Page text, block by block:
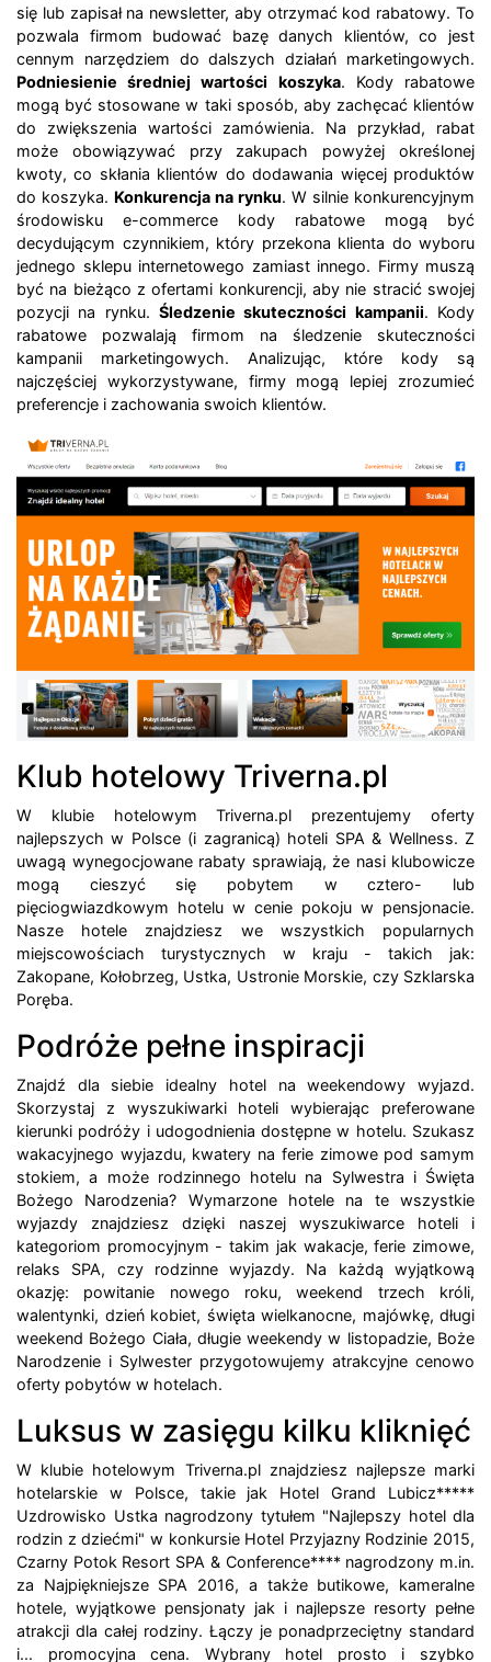
się lub zapisał na newsletter, aby otrzymać kod rabatowy. To
pozwala firmom budować bazę danych klientów, co jest
cennym narzędziem do dalszych działań marketingowych.
Podniesienie średniej wartości koszyka. Kody rabatowe
mogą być stosowane w taki sposób, aby zachęcać klientów
do zwiększenia wartości zamówienia. Na przykład, rabat
może obowiązywać przy zakupach powyżej określonej
kwoty, co skłania klientów do dodawania więcej produktów
do koszyka. Konkurencja na rynku. W silnie konkurencyjnym
środowisku e-commerce kody rabatowe mogą być
decydującym czynnikiem, który przekona klienta do wyboru
jednego sklepu internetowego zamiast innego. Firmy muszą
być na bieżąco z ofertami konkurencji, aby nie stracić swojej
pozycji na rynku. Śledzenie skuteczności kampanii. Kody
rabatowe pozwalają firmom na śledzenie skuteczności
kampanii marketingowych. Analizując, które kody są
najczęściej wykorzystywane, firmy mogą lepiej zrozumieć
preferencje i zachowania swoich klientów.
Klub hotelowy Triverna.pl
W klubie hotelowym Triverna.pl prezentujemy oferty
najlepszych w Polsce (i zagranicą) hoteli SPA & Wellness. Z
uwagą wynegocjowane rabaty sprawiają, że nasi klubowicze
mogą cieszyć się pobytem w cztero- lub
pięciogwiazdkowym hotelu w cenie pokoju w pensjonacie.
Nasze hotele znajdziesz we wszystkich popularnych
miejscowościach turystycznych w kraju - takich jak:
Zakopane, Kołobrzeg, Ustka, Ustronie Morskie, czy Szklarska
Poręba.
Podróże pełne inspiracji
Znajdź dla siebie idealny hotel na weekendowy wyjazd.
Skorzystaj z wyszukiwarki hoteli wybierając preferowane
kierunki podróży i udogodnienia dostępne w hotelu. Szukasz
wakacyjnego wyjazdu, kwatery na ferie zimowe pod samym
stokiem, a może rodzinnego hotelu na Sylwestra i Święta
Bożego Narodzenia? Wymarzone hotele na te wszystkie
wyjazdy znajdziesz dzięki naszej wyszukiwarce hoteli i
kategoriom promocyjnym - takim jak wakacje, ferie zimowe,
relaks SPA, czy rodzinne wyjazdy. Na każdą wyjątkową
okazję: powitanie nowego roku, weekend trzech króli,
walentynki, dzień kobiet, święta wielkanocne, majówkę, długi
weekend Bożego Ciała, długie weekendy w listopadzie, Boże
Narodzenie i Sylwester przygotowujemy atrakcyjne cenowo
oferty pobytów w hotelach.
Luksus w zasięgu kilku kliknięć
W klubie hotelowym Triverna.pl znajdziesz najlepsze marki
hotelarskie w Polsce, takie jak Hotel Grand Lubicz*****
Uzdrowisko Ustka nagrodzony tytułem "Najlepszy hotel dla
rodzin z dziećmi" w konkursie Hotel Przyjazny Rodzinie 2015,
Czarny Potok Resort SPA & Conference**** nagrodzony m.in.
za Najpiękniejsze SPA 2016, a także butikowe, kameralne
hotele, wyjątkowe pensjonaty jak i najlepsze resorty pełne
atrakcji dla całej rodziny. Łączy je ponadprzeciętny standard
i... promocyjna cena. Wybrany hotel prosto i szybko